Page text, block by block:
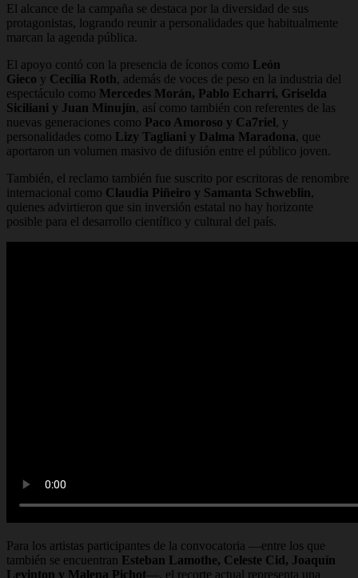
El alcance de la campaña se destaca por la diversidad de sus
protagonistas, logrando reunir a personalidades que habitualmente
marcan la agenda pública.
El apoyo contó con la presencia de íconos como León
Gieco y Cecilia Roth, además de voces de peso en la industria del
espectáculo como Mercedes Morán, Pablo Echarri, Griselda
Siciliani y Juan Minujín, así como también con referentes de las
nuevas generaciones como Paco Amoroso y Ca7riel, y
personalidades como Lizy Tagliani y Dalma Maradona, que
aportaron un volumen masivo de difusión entre el público joven.
También, el reclamo también fue suscrito por escritoras de renombre
internacional como Claudia Piñeiro y Samanta Schweblin,
quienes advirtieron que sin inversión estatal no hay horizonte
posible para el desarrollo científico y cultural del país.
Para los artistas participantes de la convocatoria —entre los que
también se encuentran Esteban Lamothe, Celeste Cid, Joaquín
Levinton y Malena Pichot—, el recorte actual representa una